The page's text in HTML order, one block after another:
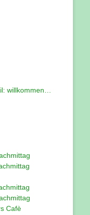
willkommen…
Cafè